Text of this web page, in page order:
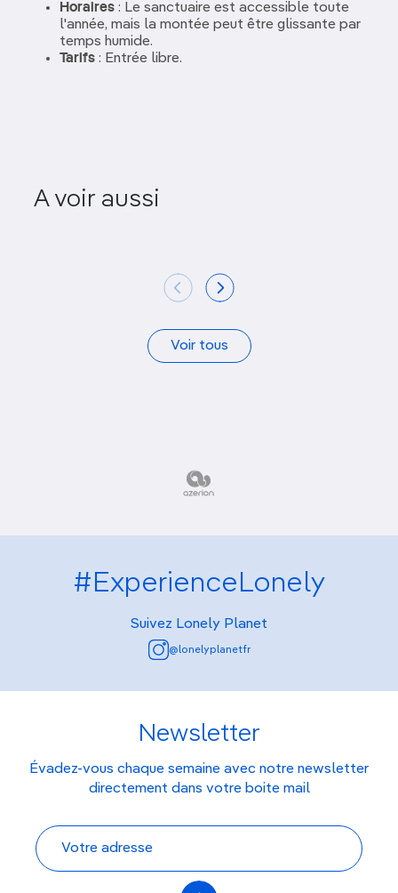
Horaires : Le sanctuaire est accessible toute
l'année, mais la montée peut être glissante par
temps humide.
Tarifs : Entrée libre.
A voir aussi
Ōhara
Voir tous
#ExperienceLonely
Suivez Lonely Planet
@lonelyplanetfr
Newsletter
Évadez-vous chaque semaine avec notre newsletter
directement dans votre boite mail